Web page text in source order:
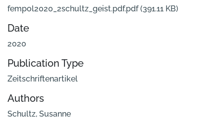
fempol2020_2schultz_geist.pdf.pdf(391.11 KB)
Date
2020
Publication Type
Zeitschriftenartikel
Authors
Schultz, Susanne